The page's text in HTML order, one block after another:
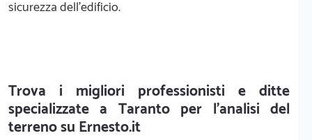
sicurezza dell'edificio.
Trova i migliori professionisti e ditte
specializzate a Taranto per l'analisi del
terreno su Ernesto.it